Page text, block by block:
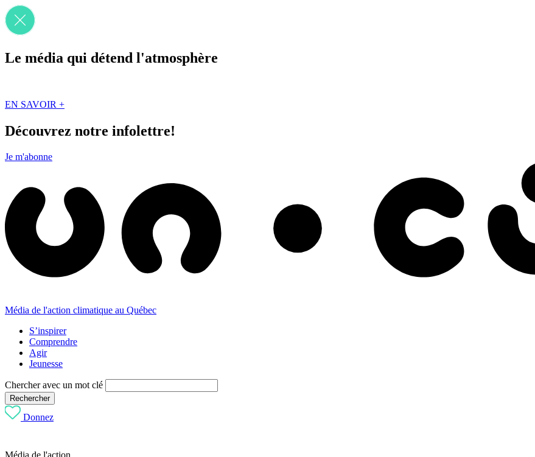
Le média qui détend l'atmosphère
EN SAVOIR +
Découvrez notre infolettre!
Je m'abonne
Média de l'action climatique au Québec
S’inspirer
Comprendre
Agir
Jeunesse
Chercher avec un mot clé
Rechercher
Donnez
Média de l'action